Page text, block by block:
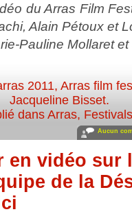
du Arras Film
Alain Pétoux et
Pauline Mollaret
2011, Arras film
Jacqueline Bisset.
dansArras, Festivals
Aucun
en vidéo sur
de la